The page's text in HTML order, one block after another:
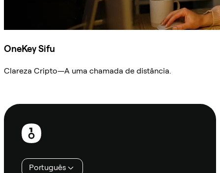
OneKey Sifu
Clareza Cripto—A uma chamada de distância.
Rodapé
Português